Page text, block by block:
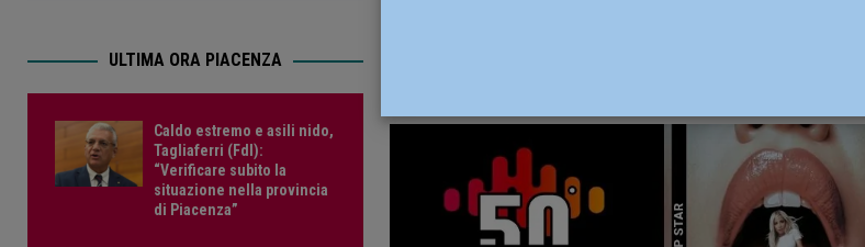
ULTIMA ORA PIACENZA
Caldo estremo e asili nido,
Tagliaferri (FdI):
“Verificare subito la
situazione nella provincia
di Piacenza”